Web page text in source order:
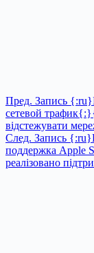
Пред. Запись
сетевой
відстежувати
След. Запись
поддержка Apple
реалізовано